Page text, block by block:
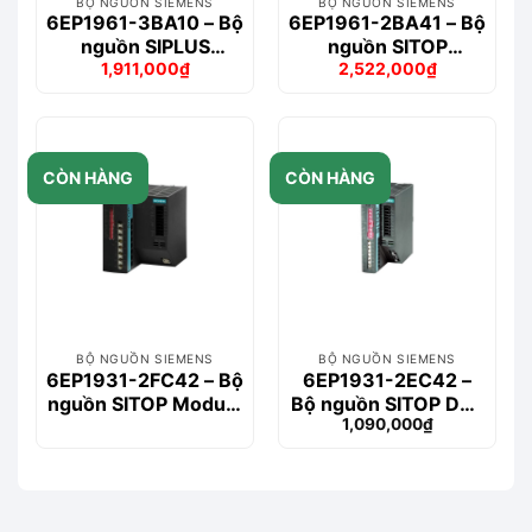
6EP1961-3BA10 – Bộ
nguồn SIPLUS
modular signaling
Giá
1,911,000₫
Giá
6EP1961-2BA41 – Bộ
nguồn SITOP
PSE200U 10 A
Giá
2,522,000₫
Giá
CÒN HÀNG
BỘ NGUỒN SIEMENS
6EP1931-2FC42 – Bộ
nguồn SITOP Module
CÒN HÀNG
BỘ NGUỒN SIEMENS
6EP1931-2EC42 –
Bộ nguồn SITOP DC-
USV Module 24 V/15
1,090,000₫